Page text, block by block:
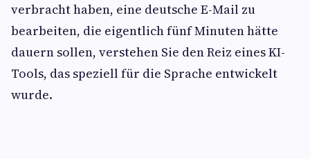
verbracht haben, eine deutsche E-Mail zu
bearbeiten, die eigentlich fünf Minuten hätte
dauern sollen, verstehen Sie den Reiz eines KI-
Tools, das speziell für die Sprache entwickelt
wurde.